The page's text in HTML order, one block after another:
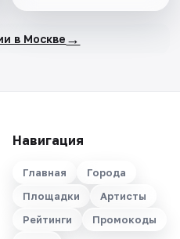
в Москве →
Навигация
Главная
Города
Площадки
Артисты
Рейтинги
Промокоды